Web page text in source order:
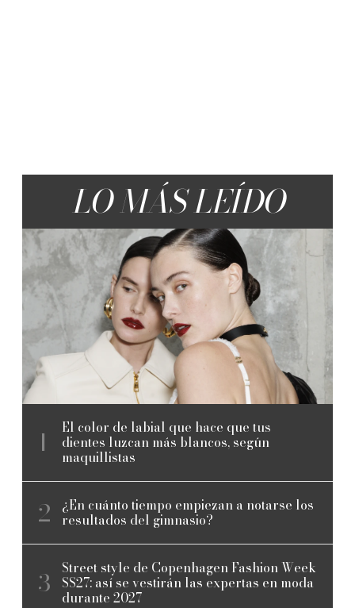
LO MÁS LEÍDO
El color de labial que hace que tus
dientes luzcan más blancos, según
maquillistas
¿En cuánto tiempo empiezan a notarse los
resultados del gimnasio?
Street style de Copenhagen Fashion Week
SS27: así se vestirán las expertas en moda
durante 2027